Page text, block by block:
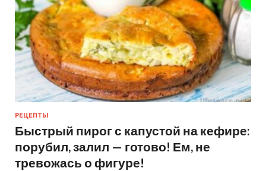
РЕЦЕПТЫ
Быстрый пирог с капустой на кефире:
порубил, залил — готово! Ем, не
тревожась о фигуре!